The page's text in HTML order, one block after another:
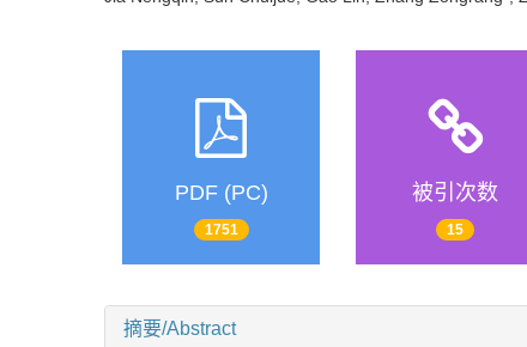
PDF (PC)
1751
被引次数
15
摘要/Abstract